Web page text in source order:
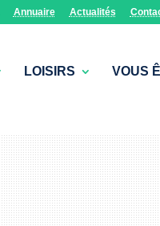
Annuaire Actualités
LOISIRS VOUS